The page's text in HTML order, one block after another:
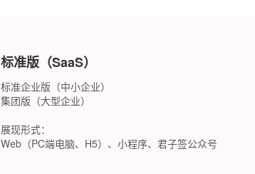
标准版（SaaS）
标准企业版（中小企业）
集团版（大型企业）
展现形式：
Web（PC端电脑、H5）、小程序、君子签公众号